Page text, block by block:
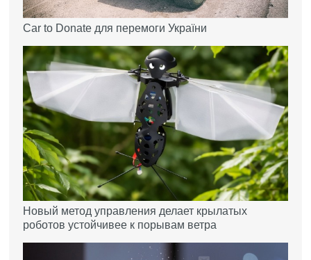
Car to Donate для перемоги України
Новый метод управления делает крылатых
роботов устойчивее к порывам ветра